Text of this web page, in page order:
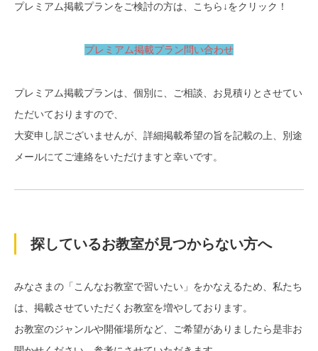
プレミアム掲載プランをご検討の方は、こちら↓をクリック！
プレミアム掲載プラン問い合わせ
プレミアム掲載プランは、個別に、ご相談、お見積りとさせてい
ただいておりますので、
大変申し訳ございませんが、詳細掲載希望の旨を記載の上、別途
メールにてご連絡をいただけますと幸いです。
探しているお教室が見つからない方へ
みなさまの「こんなお教室で習いたい」をかなえるため、私たち
は、掲載させていただくお教室を増やしております。
お教室のジャンルや開催場所など、ご希望がありましたら是非お